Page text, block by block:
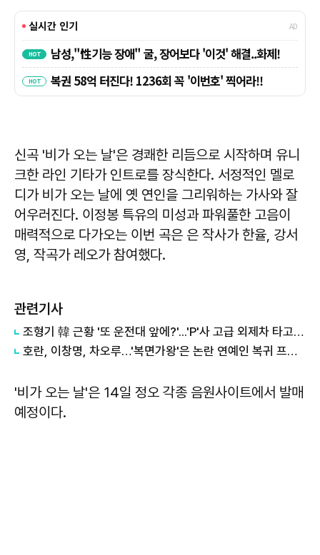
신곡 '비가 오는 날'은 경쾌한 리듬으로 시작하며 유니
크한 라인 기타가 인트로를 장식한다. 서정적인 멜로
디가 비가 오는 날에 옛 연인을 그리워하는 가사와 잘
어우러진다. 이정봉 특유의 미성과 파워풀한 고음이
매력적으로 다가오는 이번 곡은 은 작사가 한율, 강서
영, 작곡가 레오가 참여했다.
관련기사
조형기 韓 근황 '또 운전대 앞에?'...'P'사 고급 외제차 타고 '엄지척'
호란, 이창명, 차오루…'복면가왕'은 논란 연예인 복귀 프로그램?
'비가 오는 날'은 14일 정오 각종 음원사이트에서 발매
예정이다.